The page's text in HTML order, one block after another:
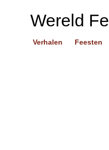
Wereld
Verhalen Feesten